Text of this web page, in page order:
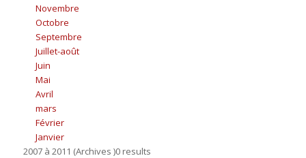
Novembre
Octobre
Septembre
Juillet-août
Juin
Mai
Avril
mars
Février
Janvier
2007 à 2011 (Archives )0 results